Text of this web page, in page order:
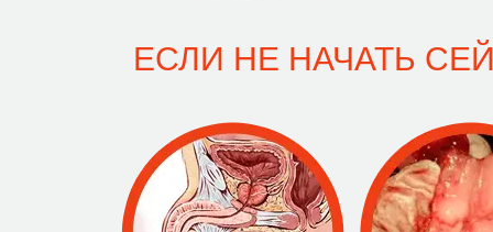
ЕСЛИ НЕ НАЧАТЬ